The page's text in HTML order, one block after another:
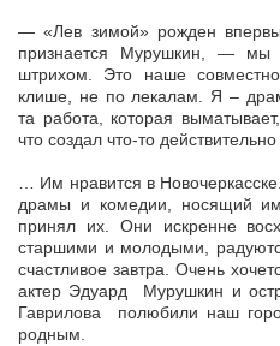
— «Лев зимой» рожден
признается Мурушкин, — мы
штрихом. Это наше
клише, не по лекалам. Я –
та работа, которая
что создал что-то
… Им нравится в
драмы и комедии, носящий
принял их. Они искренне
старшими и молодыми,
счастливое завтра. Очень
актер Эдуард Мурушкин и
Гаврилова полюбили наш
родным.